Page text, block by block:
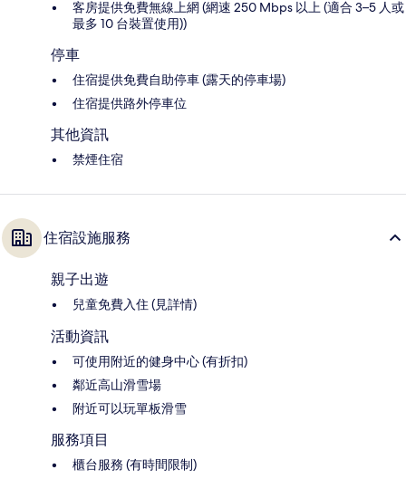
客房提供免費無線上網 (網速 250 Mbps 以上 (適合 3–5 人或
最多 10 台裝置使用))
停車
住宿提供免費自助停車 (露天的停車場)
住宿提供路外停車位
其他資訊
禁煙住宿
住宿設施服務
親子出遊
兒童免費入住 (見詳情)
活動資訊
可使用附近的健身中心 (有折扣)
鄰近高山滑雪場
附近可以玩單板滑雪
服務項目
櫃台服務 (有時間限制)